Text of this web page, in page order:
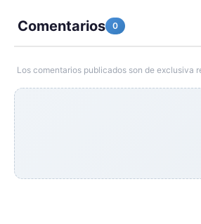
Comentarios 0
Los comentarios publicados son de exclusiva